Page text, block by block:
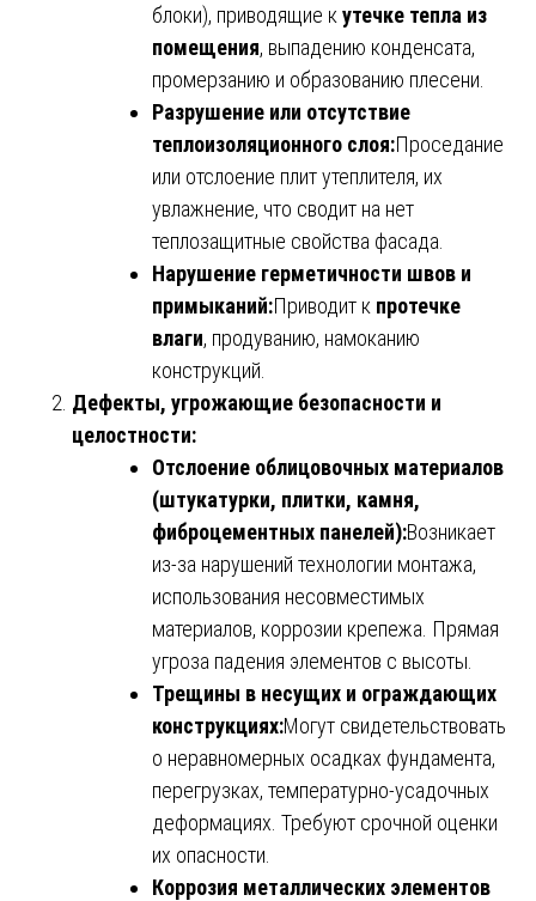
блоки), приводящие к утечке тепла из
помещения, выпадению конденсата,
промерзанию и образованию плесени.
Разрушение или отсутствие
теплоизоляционного слоя:Проседание
или отслоение плит утеплителя, их
увлажнение, что сводит на нет
теплозащитные свойства фасада.
Нарушение герметичности швов и
примыканий:Приводит к протечке
влаги, продуванию, намоканию
конструкций.
Дефекты, угрожающие безопасности и
целостности:
Отслоение облицовочных материалов
(штукатурки, плитки, камня,
фиброцементных панелей):Возникает
из-за нарушений технологии монтажа,
использования несовместимых
материалов, коррозии крепежа. Прямая
угроза падения элементов с высоты.
Трещины в несущих и ограждающих
конструкциях:Могут свидетельствовать
о неравномерных осадках фундамента,
перегрузках, температурно-усадочных
деформациях. Требуют срочной оценки
их опасности.
Коррозия металлических элементов